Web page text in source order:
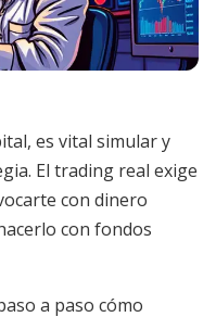
es vital simular y
El trading real exige
con dinero
con fondos
a paso cómo